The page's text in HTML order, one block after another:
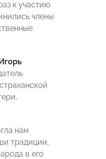
к участию
члены
нам
традиции,
в его